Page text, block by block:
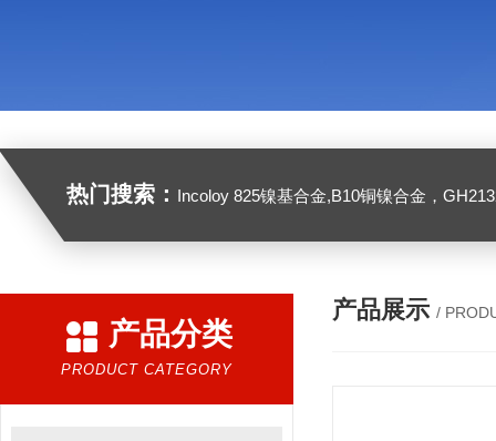
热门搜索： Incoloy 825镍基合金,B10铜镍合金，GH2132高温合金，C276
产品分类
PRODUCT CATEGORY
产品展示 /